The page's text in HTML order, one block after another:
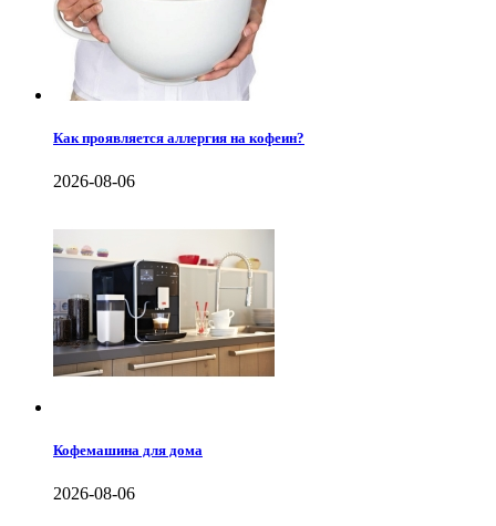
Как проявляется аллергия на кофеин?
2026-08-06
Кофемашина для дома
2026-08-06